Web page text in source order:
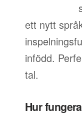
ett nytt
infödd.
tal.
Hur